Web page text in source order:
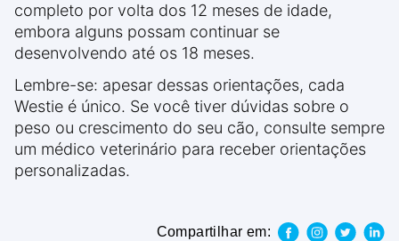
completo por volta dos 12 meses de idade,
embora alguns possam continuar se
desenvolvendo até os 18 meses.
Lembre-se: apesar dessas orientações, cada
Westie é único. Se você tiver dúvidas sobre o
peso ou crescimento do seu cão, consulte sempre
um médico veterinário para receber orientações
personalizadas.
Compartilhar em: